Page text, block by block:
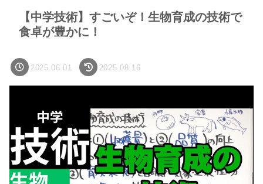
【中学技術】すごいぞ！生物育成の技術で
食卓が豊かに！
2025.06.01 2025.08.16